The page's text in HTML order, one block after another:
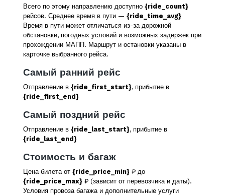
Всего по этому направлению доступно {ride_count}
рейсов. Среднее время в пути — {ride_time_avg}
Время в пути может отличаться из-за дорожной
обстановки, погодных условий и возможных задержек при
прохождении МАПП. Маршрут и остановки указаны в
карточке выбранного рейса.
Самый ранний рейс
Отправление в {ride_first_start}, прибытие в
{ride_first_end}
Самый поздний рейс
Отправление в {ride_last_start}, прибытие в
{ride_last_end}
Стоимость и багаж
Цена билета от {ride_price_min} ₽ до
{ride_price_max} ₽ (зависит от перевозчика и даты).
Условия провоза багажа и дополнительные услуги